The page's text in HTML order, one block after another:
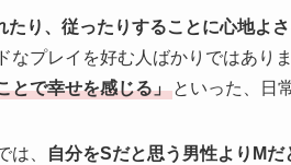
たり、従ったりすることに心地よ
なプレイを好む人ばかりではあり
とで幸せを感じる」 といった、日
は、 自分をSだと思う男性よりM